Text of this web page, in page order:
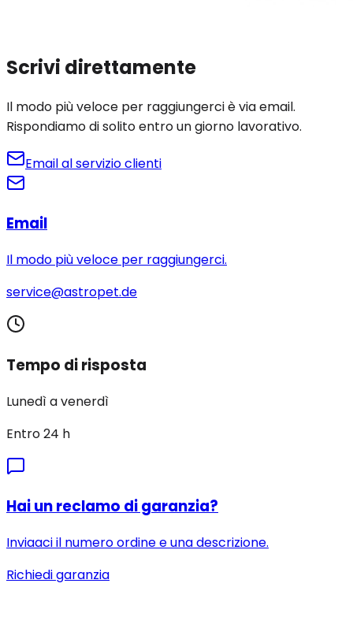
Scrivi direttamente
Il modo più veloce per raggiungerci è via email.
Rispondiamo di solito entro un giorno lavorativo.
Email al servizio clienti
Email
Il modo più veloce per raggiungerci.
service@astropet.de
Tempo di risposta
Lunedì a venerdì
Entro 24 h
Hai un reclamo di garanzia?
Inviaaci il numero ordine e una descrizione.
Richiedi garanzia